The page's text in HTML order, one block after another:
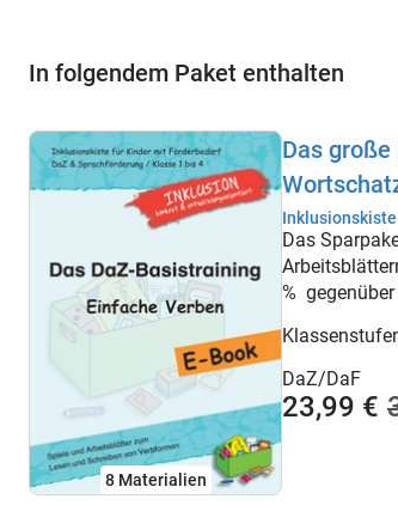
In folgendem Paket enthalten
8 Materialien
Das
Inklusionskiste
Das
%
DaZ/DaF
23,99 €